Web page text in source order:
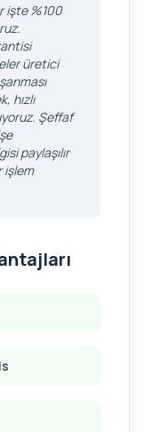
işte %100
üretici
hızlı
Şeffaf
paylaşılır
işlem